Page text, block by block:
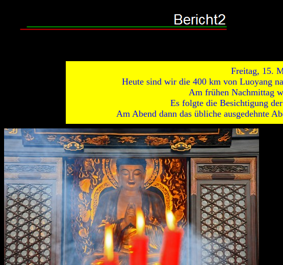
Freitag, 15.
Heute sind wir die 400 km von Luoyang
Am frühen Nachmittag
Es folgte die Besichtigung
Am Abend dann das übliche ausgedehnte